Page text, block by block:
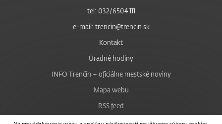
tel: 032/6504 111
e-mail: trencin@trencin.sk
Kontakt
Úradné hodiny
INFO Trenčín – oficiálne mestské noviny
Mapa webu
RSS feed
Nastavenie cookies